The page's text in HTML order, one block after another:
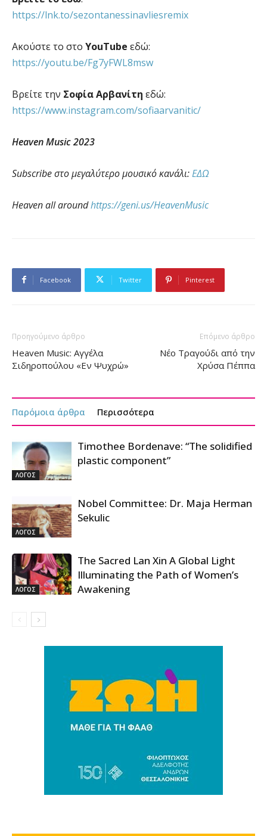
https://lnk.to/sezontanessinavliesremix
Ακούστε το στο YouTube εδώ:
https://youtu.be/Fg7yFWL8msw
Βρείτε την Σοφία Αρβανίτη εδώ:
https://www.instagram.com/sofiaarvanitic/
Heaven Music 2023
Subscribe στο μεγαλύτερο μουσικό κανάλι:ΕΔΩ
Heaven all aroundhttps://geni.us/HeavenMusic
Facebook Twitter Pinterest
Προηγούμενο άρθρο
Heaven Music: Αγγέλα
Σιδηροπούλου «Εν Ψυχρώ»
Επόμενο άρθρο
Νέο Τραγούδι από την
Χρύσα Πέππα
Παρόμοια άρθρα Περισσότερα
ΛΟΓΟΣ
Timothee Bordenave: “The solidified
plastic component”
ΛΟΓΟΣ
Nobel Committee: Dr. Maja Herman
Sekulic
ΛΟΓΟΣ
The Sacred Lan Xin A Global Light
Illuminating the Path of Women’s
Awakening